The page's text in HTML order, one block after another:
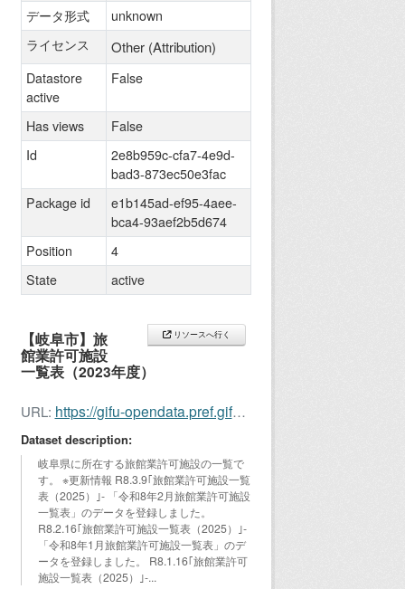
リソースへ行く
【岐阜市】旅
館業許可施設
一覧表（2023年度）
URL: https://gifu-opendata.pref.gifu.lg.jp/dataset/c212016-063
Dataset description:
岐阜県に所在する旅館業許可施設の一覧で
す。 ※更新情報 R8.3.9｢旅館業許可施設一覧
表（2025）｣- 「令和8年2月旅館業許可施設
一覧表」のデータを登録しました。
R8.2.16｢旅館業許可施設一覧表（2025）｣-
「令和8年1月旅館業許可施設一覧表」のデ
ータを登録しました。 R8.1.16｢旅館業許可
施設一覧表（2025）｣-...
データ形式
unknown
ライセンス
Other (Attribution)
Datastore
active
False
Has views
False
Id
2e8b959c-cfa7-4e9d-
bad3-873ec50e3fac
Package id
e1b145ad-ef95-4aee-
bca4-93aef2b5d674
Position
4
State
active